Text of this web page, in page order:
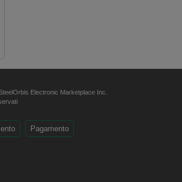
Electronic Marketplace Inc.
Pagamento